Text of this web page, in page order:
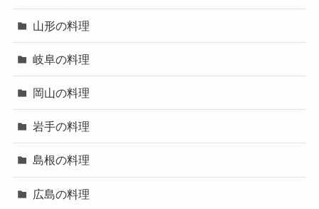
山形の料理
岐阜の料理
岡山の料理
岩手の料理
島根の料理
広島の料理